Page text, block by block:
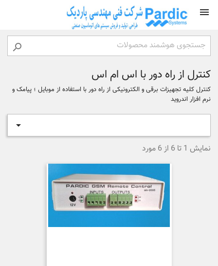


کنترل از راه دور با اس ام اس
کنترل کلیه تجهیزات برقی و الکترونیکی از راه دور با استفاده از موبایل ؛ پیامک و
نرم افزار اندروید

نمایش 1 تا 6 از 6 مورد